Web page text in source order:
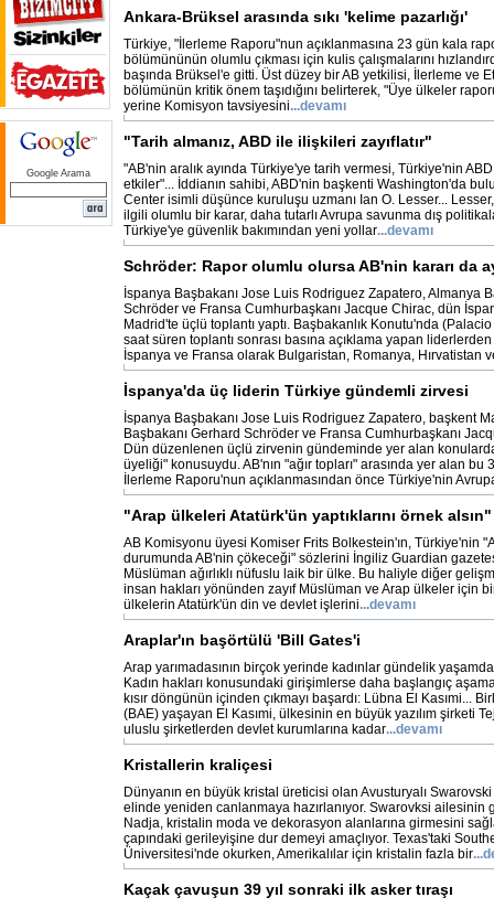
Google Arama
Ankara-Brüksel arasında sıkı 'kelime pazarlığı'
Türkiye, "İlerleme Raporu"nun açıklanmasına 23 gün kala
bölümününün olumlu çıkması için kulis çalışmalarını
başında Brüksel'e gitti. Üst düzey bir AB yetkilisi, İlerleme ve
bölümünün kritik önem taşıdığını belirterek, "Üye ülkeler
yerine Komisyon tavsiyesini...devamı
"Tarih almanız, ABD ile ilişkileri zayıflatır"
"AB'nin aralık ayında Türkiye'ye tarih vermesi, Türkiye'nin
etkiler"... İddianın sahibi, ABD'nin başkenti Washington'da
Center isimli düşünce kuruluşu uzmanı Ian O. Lesser...
ilgili olumlu bir karar, daha tutarlı Avrupa savunma dış
Türkiye'ye güvenlik bakımından yeni yollar...devamı
Schröder: Rapor olumlu olursa AB'nin kararı da
İspanya Başbakanı Jose Luis Rodriguez Zapatero, Almanya
Schröder ve Fransa Cumhurbaşkanı Jacque Chirac, dün
Madrid'te üçlü toplantı yaptı. Başbakanlık Konutu'nda
saat süren toplantı sonrası basına açıklama yapan
İspanya ve Fransa olarak Bulgaristan, Romanya, Hırvatistan
İspanya'da üç liderin Türkiye gündemli zirvesi
İspanya Başbakanı Jose Luis Rodriguez Zapatero, başkent
Başbakanı Gerhard Schröder ve Fransa Cumhurbaşkanı
Dün düzenlenen üçlü zirvenin gündeminde yer alan
üyeliği" konusuydu. AB'nın "ağır topları" arasında yer alan bu
İlerleme Raporu'nun açıklanmasından önce Türkiye'nin
"Arap ülkeleri Atatürk'ün yaptıklarını örnek alsın"
AB Komisyonu üyesi Komiser Frits Bolkestein'ın, Türkiye'nin
durumunda AB'nin çökeceği" sözlerini İngiliz Guardian
Müslüman ağırlıklı nüfuslu laik bir ülke. Bu haliyle diğer
insan hakları yönünden zayıf Müslüman ve Arap ülkeler için
ülkelerin Atatürk'ün din ve devlet işlerini...devamı
Araplar'ın başörtülü 'Bill Gates'i
Arap yarımadasının birçok yerinde kadınlar gündelik
Kadın hakları konusundaki girişimlerse daha başlangıç
kısır döngünün içinden çıkmayı başardı: Lübna El Kasımi...
(BAE) yaşayan El Kasımi, ülkesinin en büyük yazılım şirketi
uluslu şirketlerden devlet kurumlarına kadar...devamı
Kristallerin kraliçesi
Dünyanın en büyük kristal üreticisi olan Avusturyalı Swarovski
elinde yeniden canlanmaya hazırlanıyor. Swarovksi ailesinin
Nadja, kristalin moda ve dekorasyon alanlarına girmesini
çapındaki gerileyişine dur demeyi amaçlıyor. Texas'taki
Üniversitesi'nde okurken, Amerikalılar için kristalin fazla bir
Kaçak çavuşun 39 yıl sonraki ilk asker tıraşı